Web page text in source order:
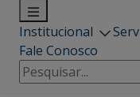
Institucional
Fale Conosco
Pesquisar
por: